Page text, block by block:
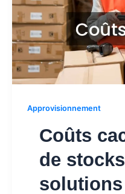
Approvisionnement
Coûts
de
solutions